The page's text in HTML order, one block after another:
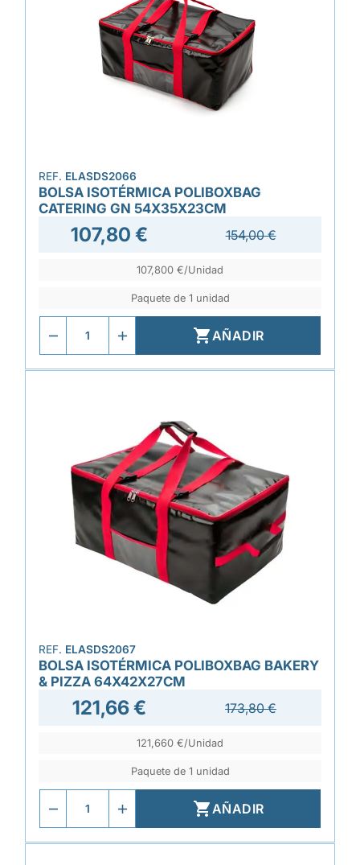
REF. ELASDS2066
BOLSA ISOTÉRMICA POLIBOXBAG
CATERING GN 54X35X23CM
107,80 € 154,00 €
107,800 €/Unidad
Paquete de 1 unidad
AÑADIR
REF. ELASDS2067
BOLSA ISOTÉRMICA POLIBOXBAG BAKERY
& PIZZA 64X42X27CM
121,66 € 173,80 €
121,660 €/Unidad
Paquete de 1 unidad
AÑADIR